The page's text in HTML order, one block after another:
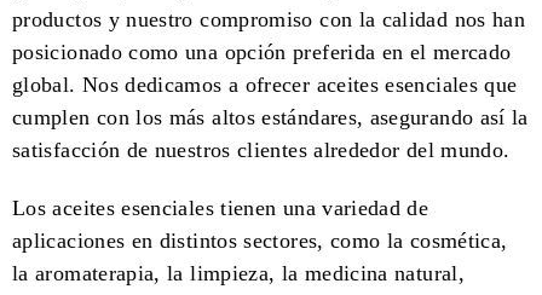
productos y nuestro compromiso con la calidad nos han
posicionado como una opción preferida en el mercado
global. Nos dedicamos a ofrecer aceites esenciales que
cumplen con los más altos estándares, asegurando así la
satisfacción de nuestros clientes alrededor del mundo.
Los aceites esenciales tienen una variedad de
aplicaciones en distintos sectores, como la cosmética,
la aromaterapia, la limpieza, la medicina natural,